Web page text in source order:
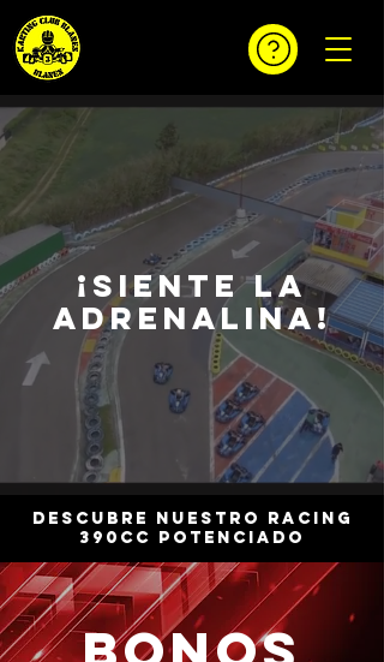
¡SIENTE LA
ADRENALINA!
DESCUBRE NUESTRO RACING
390CC POTENCIADO